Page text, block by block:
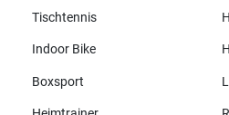
Tischtennis
Indoor Bike
Boxsport